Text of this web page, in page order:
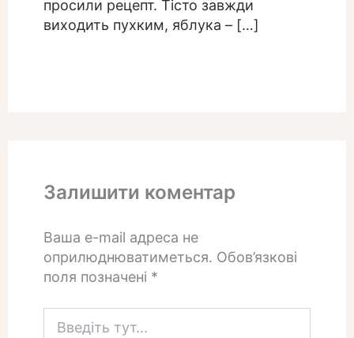
просили рецепт. Тісто завжди
виходить пухким, яблука – […]
Залишити коментар
Ваша e-mail адреса не
оприлюднюватиметься. Обов’язкові
поля позначені *
тут...